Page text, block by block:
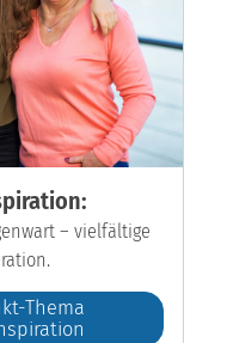
– vielfältige
Thema